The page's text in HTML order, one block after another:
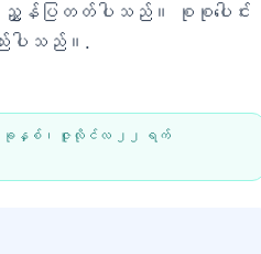
န်ပြတတ်ပါသည်။ စုစုပေါင်း
ပါသည်။.
ခုနှစ်၊ ဇူလိုင်လ ၂၂ ရက်